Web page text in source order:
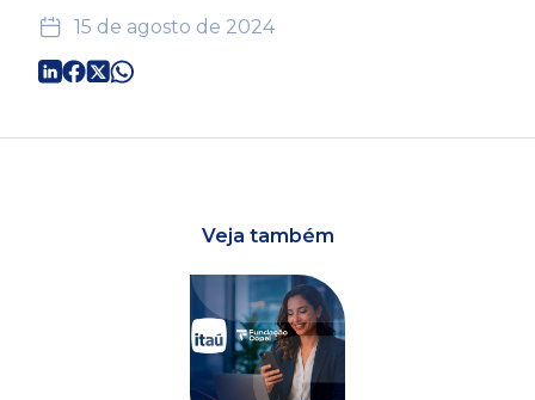
15 de agosto de 2024
Veja também